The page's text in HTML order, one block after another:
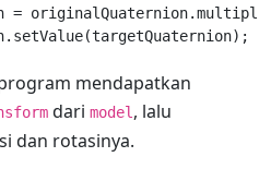
=
mendapatkan
dari model , lalu
dan rotasinya.